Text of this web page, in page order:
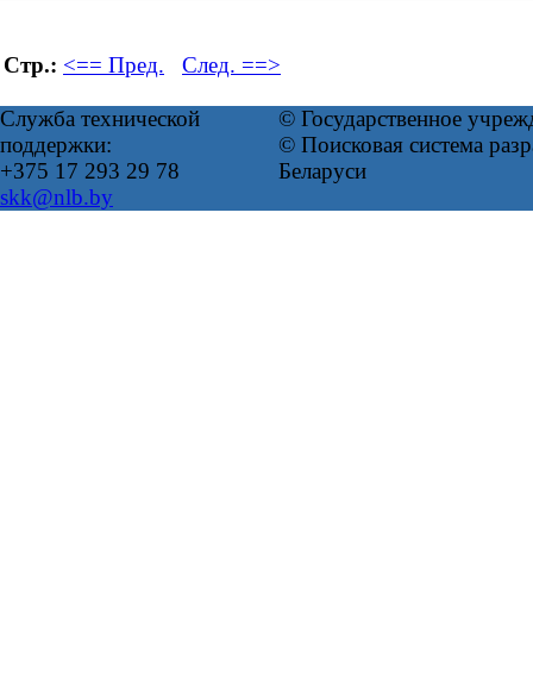
Стр.: <== Пред. След. ==>
Служба технической
поддержки:
+375 17 293 29 78
skk@nlb.by
© Государственное
© Поисковая система
Беларуси